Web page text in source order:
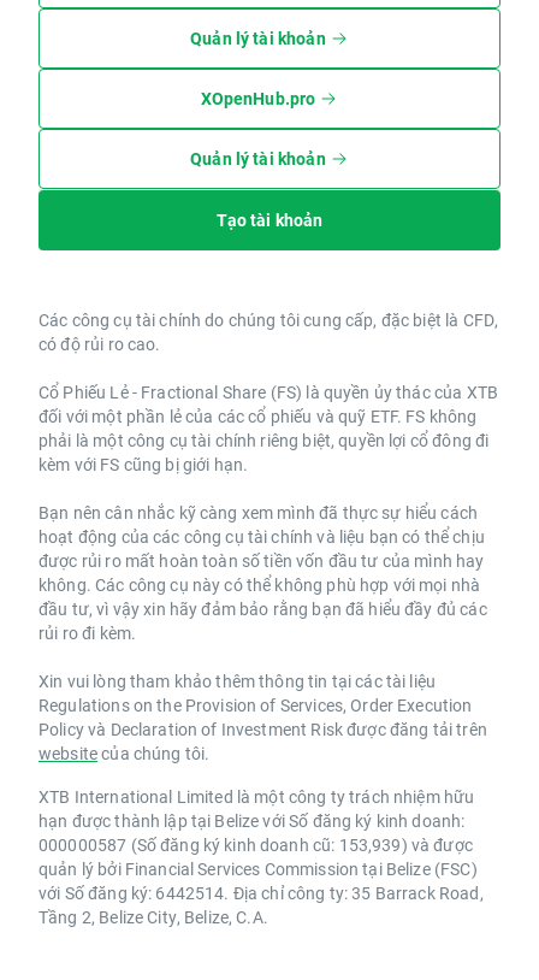
Quản lý tài khoản
XOpenHub.pro
Quản lý tài khoản
Tạo tài khoản
Các công cụ tài chính do chúng tôi cung cấp, đặc biệt là CFD,
có độ rủi ro cao.
Cổ Phiếu Lẻ - Fractional Share (FS) là quyền ủy thác của XTB
đối với một phần lẻ của các cổ phiếu và quỹ ETF. FS không
phải là một công cụ tài chính riêng biệt, quyền lợi cổ đông đi
kèm với FS cũng bị giới hạn.
Bạn nên cân nhắc kỹ càng xem mình đã thực sự hiểu cách
hoạt động của các công cụ tài chính và liệu bạn có thể chịu
được rủi ro mất hoàn toàn số tiền vốn đầu tư của mình hay
không. Các công cụ này có thể không phù hợp với mọi nhà
đầu tư, vì vậy xin hãy đảm bảo rằng bạn đã hiểu đầy đủ các
rủi ro đi kèm.
Xin vui lòng tham khảo thêm thông tin tại các tài liệu
Regulations on the Provision of Services, Order Execution
Policy và Declaration of Investment Risk được đăng tải trên
websitecủa chúng tôi.
XTB International Limited là một công ty trách nhiệm hữu
hạn được thành lập tại Belize với Số đăng ký kinh doanh:
000000587 (Số đăng ký kinh doanh cũ: 153,939) và được
quản lý bởi Financial Services Commission tại Belize (FSC)
với Số đăng ký: 6442514. Địa chỉ công ty: 35 Barrack Road,
Tầng 2, Belize City, Belize, C.A.